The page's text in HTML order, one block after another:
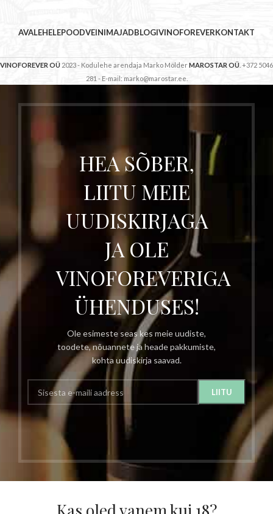
AVALEHELEPOODVEINIMAJADBLOGIVINOFOREVERKONTAKT
VINOFOREVER OÜ 2023 - Kodulehe arendaja Marko MölderMAROSTAR OÜ . +372 5046
281 - E-mail: marko@marostar.ee.
HEA SÕBER,
LIITU MEIE
UUDISKIRJAGA
JA OLE
VINOFOREVERIGA
ÜHENDUSES!
Ole esimeste seas kes meie uudiste,
toodete, nõuannete ja heade pakkumiste,
kohta uudiskirja saavad.